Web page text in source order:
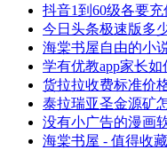
抖音1到60级各要
今日头条极速版多
海棠书屋自由的小
学有优教app家长
货拉拉收费标准价
泰拉瑞亚圣金源矿
没有小广告的漫画
海棠书屋 - 值得收